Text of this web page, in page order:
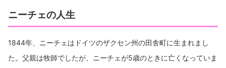
ニーチェの人生
1844年、ニーチェはドイツのザクセン州の田舎町に生まれまし
た。父親は牧師でしたが、ニーチェが5歳のときに亡くなっていま